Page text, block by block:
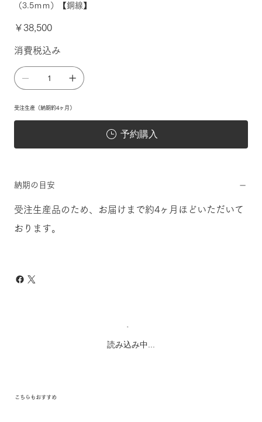
（3.5ｍｍ）【銅線】
格
￥38,500
消費税込み
受注生産（納期約4ヶ月）
予約購入
納期の目安
受注生産品のため、お届けまで約4ヶ月ほどいただいて
おります。
読み込み中...
こちらもおすすめ